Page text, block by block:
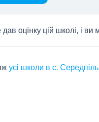
дав оцінку цій школі, і
усі школи в с.